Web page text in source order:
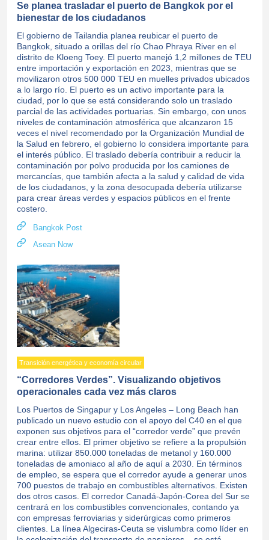
Se planea trasladar el puerto de Bangkok por el
bienestar de los ciudadanos
El gobierno de Tailandia planea reubicar el puerto de
Bangkok, situado a orillas del río Chao Phraya River en el
distrito de Kloeng Toey. El puerto manejó 1,2 millones de TEU
entre importación y exportación en 2023, mientras que se
movilizaron otros 500 000 TEU en muelles privados ubicados
a lo largo río. El puerto es un activo importante para la
ciudad, por lo que se está considerando solo un traslado
parcial de las actividades portuarias. Sin embargo, con unos
niveles de contaminación atmosférica que alcanzaron 15
veces el nivel recomendado por la Organización Mundial de
la Salud en febrero, el gobierno lo considera importante para
el interés público. El traslado debería contribuir a reducir la
contaminación por polvo producida por los camiones de
mercancías, que también afecta a la salud y calidad de vida
de los ciudadanos, y la zona desocupada debería utilizarse
para crear áreas verdes y espacios públicos en el frente
costero.
Bangkok Post
Asean Now
Transición energética y economía circular
“Corredores Verdes”. Visualizando objetivos
operacionales cada vez más claros
Los Puertos de Singapur y Los Angeles – Long Beach han
publicado un nuevo estudio con el apoyo del C40 en el que
exponen sus objetivos para el “corredor verde” que prevén
crear entre ellos. El primer objetivo se refiere a la propulsión
marina: utilizar 850.000 toneladas de metanol y 160.000
toneladas de amoniaco al año de aquí a 2030. En términos
de empleo, se espera que el corredor ayude a generar unos
700 puestos de trabajo en combustibles alternativos. Existen
dos otros casos. El corredor Canadá-Japón-Corea del Sur se
centrará en los combustibles convencionales, contando ya
con empresas ferroviarias y siderúrgicas como primeros
clientes. La línea Algeciras-Ceuta se vislumbra como líder en